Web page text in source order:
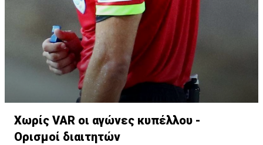
Χωρίς VAR οι αγώνες κυπέλλου -
Ορισμοί διαιτητών